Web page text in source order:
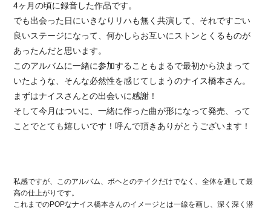
4ヶ月の頃に録音した作品です。
でも出会った日にいきなりリハも無く共演して、それですごい
良いステージになって、何かしらお互いにストンとくるものが
あったんだと思います。
このアルバムに一緒に参加することもまるで最初から決まって
いたような、そんな必然性を感じてしまうのナイス橋本さん。
まずはナイスさんとの出会いに感謝！
そして今月はついに、一緒に作った曲が形になって発売、って
ことでとても嬉しいです！呼んで頂きありがとうございます！
私感ですが、このアルバム、ボヘとのテイクだけでなく、全体を通して最
高の仕上がりです。
これまでのPOPなナイス橋本さんのイメージとは一線を画し、深く深く潜